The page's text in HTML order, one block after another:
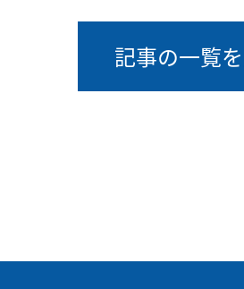
記事の一覧